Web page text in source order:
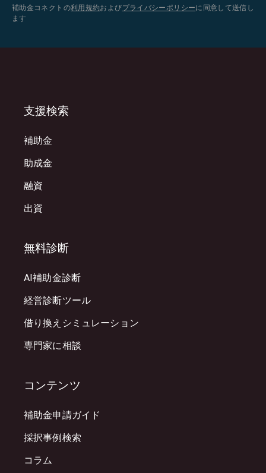
補助金コネクトの利用規約およびプライバシーポリシーに同意して送信し
ます
支援検索
補助金
助成金
融資
出資
無料診断
AI補助金診断
経営診断ツール
借り換えシミュレーション
専門家に相談
コンテンツ
補助金申請ガイド
採択事例検索
コラム